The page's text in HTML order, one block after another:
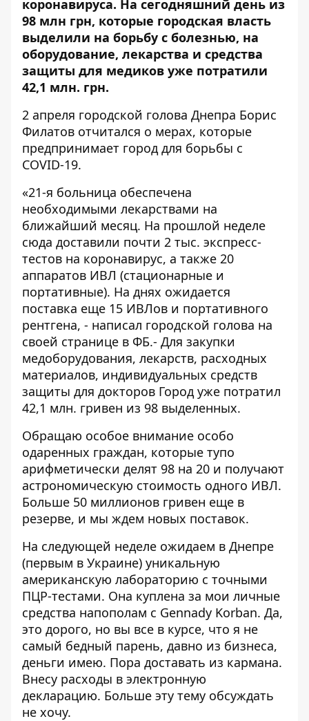
коронавируса. На сегодняшний день из
98 млн грн, которые городская власть
выделили на борьбу с болезнью, на
оборудование, лекарства и средства
защиты для медиков уже потратили
42,1 млн. грн.
2 апреля городской голова Днепра Борис
Филатов отчитался о мерах, которые
предпринимает город для борьбы с
COVID-19.
«21-я больница обеспечена
необходимыми лекарствами на
ближайший месяц. На прошлой неделе
сюда доставили почти 2 тыс. экспресс-
тестов на коронавирус, а также 20
аппаратов ИВЛ (стационарные и
портативные). На днях ожидается
поставка еще 15 ИВЛов и портативного
рентгена, - написал городской голова на
своей странице в ФБ.- Для закупки
медоборудования, лекарств, расходных
материалов, индивидуальных средств
защиты для докторов Город уже потратил
42,1 млн. гривен из 98 выделенных.
Обращаю особое внимание особо
одаренных граждан, которые тупо
арифметически делят 98 на 20 и получают
астрономическую стоимость одного ИВЛ.
Больше 50 миллионов гривен еще в
резерве, и мы ждем новых поставок.
На следующей неделе ожидаем в Днепре
(первым в Украине) уникальную
американскую лабораторию с точными
ПЦР-тестами. Она куплена за мои личные
средства напополам с Gennady Korban. Да,
это дорого, но вы все в курсе, что я не
самый бедный парень, давно из бизнеса,
деньги имею. Пора доставать из кармана.
Внесу расходы в электронную
декларацию. Больше эту тему обсуждать
не хочу.